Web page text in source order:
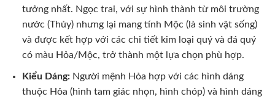
tưởng nhất. Ngọc trai, với sự hình thành từ môi trường
nước (Thủy) nhưng lại mang tính Mộc (là sinh vật sống)
và được kết hợp với các chi tiết kim loại quý và đá quý
có màu Hỏa/Mộc, trở thành một lựa chọn phù hợp.
Kiểu Dáng:Người mệnh Hỏa hợp với các hình dáng
thuộc Hỏa (hình tam giác nhọn, hình chóp) và hình dáng